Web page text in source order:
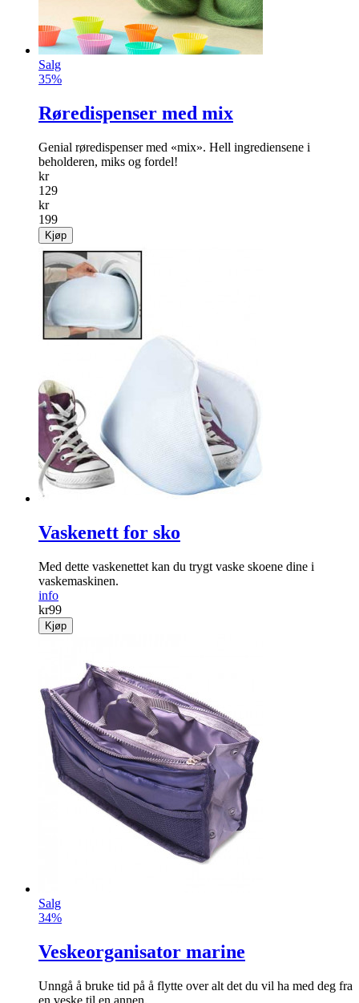
Salg
35%
Røredispenser med mix
Genial røredispenser med «mix». Hell ingrediensene i
beholderen, miks og fordel!
kr
129
kr
199
Kjøp
Vaskenett for sko
Med dette vaskenettet kan du trygt vaske skoene dine i
vaskemaskinen.
info
kr99
Kjøp
Salg
34%
Veskeorganisator marine
Unngå å bruke tid på å flytte over alt det du vil ha med deg fra
en veske til en annen.